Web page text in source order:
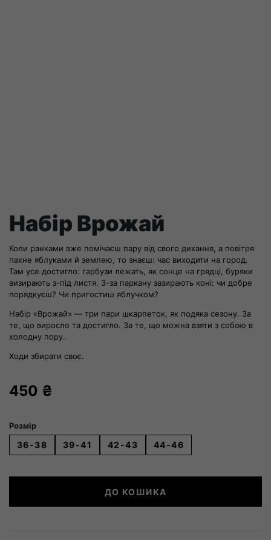
Набір Врожай
Коли ранками вже помічаєш пару від свого дихання, а повітря
пахне яблуками й землею, то знаєш: час виходити на город.
Там усе достигло: гарбузи лежать, як сонце на грядці, буряки
визирають з-під листя. З-за паркану зазирають коні: чи добре
порядкуєш? Чи пригостиш яблучком?
Набір «Врожай» — три пари шкарпеток, як подяка сезону. За
те, що виросло та достигло. За те, що можна взяти з собою в
холодну пору.
Ходи збирати своє.
450 ₴
Розмір
36-38 39-41 42-43 44-46
ДО КОШИКА